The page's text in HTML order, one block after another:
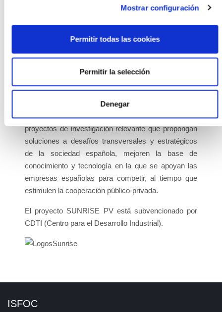
Mostrar configuración
Permitir todas las cookies
Permitir la selección
Denegar
concesión de ayudas destinadas al “Programa
Empresarial del Plan Estatal de Investigación
Científica y Técnica y de Innovación 2021-2023, en el
marco del Plan de Recuperación, Transformación y
Ministerio de Ciencia e Innovación, a través del
Centro para el Desarrollo Industrial (CDTI). El
objetivo principal de estas ayudas es apoyar
proyectos de investigación relevante que propongan
soluciones a desafíos transversales y estratégicos
de la sociedad española, mejoren la base de
conocimiento y tecnología en la que se apoyan las
empresas españolas para competir, al tiempo que
estimulen la cooperación público-privada.
El proyecto SUNRISE PV está subvencionado por
CDTI (Centro para el Desarrollo Industrial).
ISFOC